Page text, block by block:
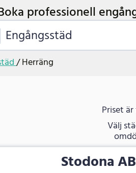
professionell
Engångsstäd
/Herräng
Priset
Välj
Stodona AB